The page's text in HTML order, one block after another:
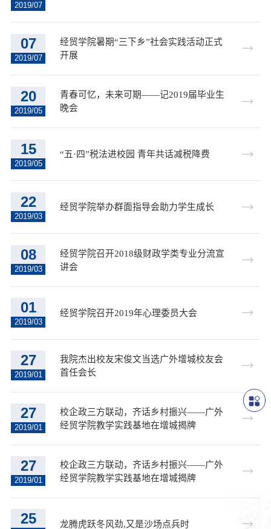
2019/07
07
2019/07
经贸学院暑期“三下乡”社会实践活动正式
开展
20
2019/05
青春可忆，未来可期——记2019届毕业生
晚会
15
2019/05
“五·四”税法进校园 青年共话减税降费
22
2019/03
经贸学院举办群面指导会助力学生成长
08
2019/03
经贸学院召开2018级财政学类专业分流宣
讲会
01
2019/03
经贸学院召开2019年心理委员大会
27
2019/01
我院杰出校友宋俊文当选广外增城校友会
首任会长
27
2019/01
校企政三方联动，齐话乡村振兴——广外
经贸学院教学实践基地在增城揭牌
27
2019/01
校企政三方联动，齐话乡村振兴——广外
经贸学院教学实践基地在增城揭牌
25 龙腾虎跃冬风劲,又是沙场点兵时